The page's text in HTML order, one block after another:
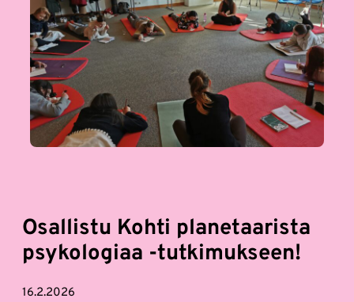
Osallistu Kohti planetaarista
psykologiaa -tutkimukseen!
16.2.2026